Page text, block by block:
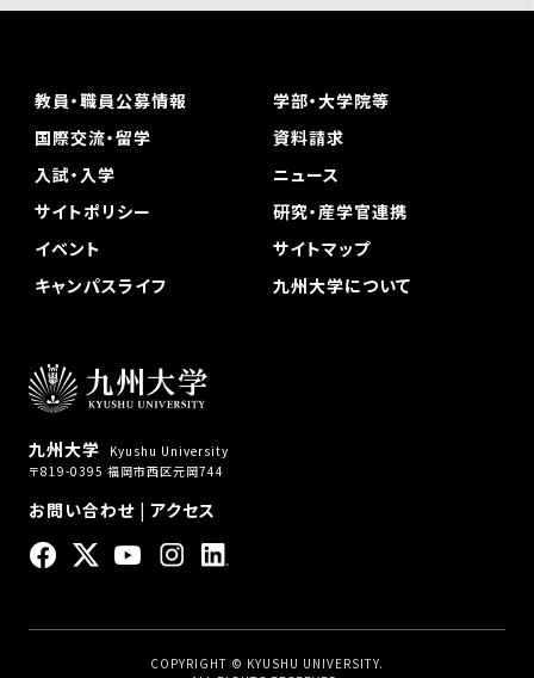
九州大学
Kyushu University
〒819-0395 福岡市西区元岡744
お問い合わせ| アクセス
教員・職員公募情報
学部・大学院等
国際交流・留学
資料請求
入試・入学
ニュース
サイトポリシー
研究・産学官連携
イベント
サイトマップ
キャンパスライフ
九州大学について
COPYRIGHT © KYUSHU UNIVERSITY.